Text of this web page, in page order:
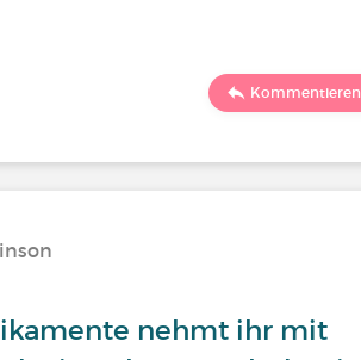
Kommentieren
nehmt ihr mit